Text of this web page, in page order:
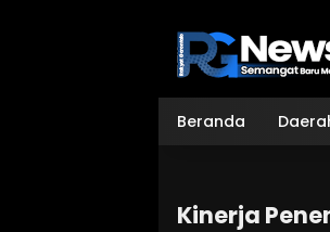
Beranda
Kinerja